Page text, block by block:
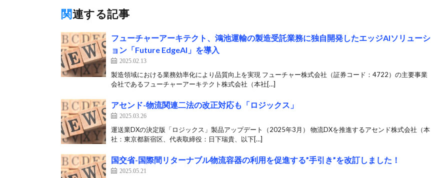
関連する記事
フューチャーアーキテクト、鴻池運輸の製造受託業務に独自開発したエッジAIソリューシ
ョン「Future EdgeAI」を導入
2025.02.13
製造領域における業務効率化により品質向上を実現 フューチャー株式会社（証券コード：4722）の主要事業
会社であるフューチャーアーキテクト株式会社（本社[…]
アセンド-物流関連二法の改正対応も「ロジックス」
2025.03.26
運送業DXの決定版「ロジックス」製品アップデート（2025年3月） 物流DXを推進するアセンド株式会社（本
社：東京都新宿区、代表取締役：日下瑞貴、以下[…]
国交省-国際間リターナブル物流容器の利用を促進する”手引き”を改訂しました！
2025.05.21